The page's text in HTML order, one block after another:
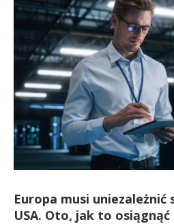
Europa musi uniezależnić
USA. Oto, jak to osiągnąć